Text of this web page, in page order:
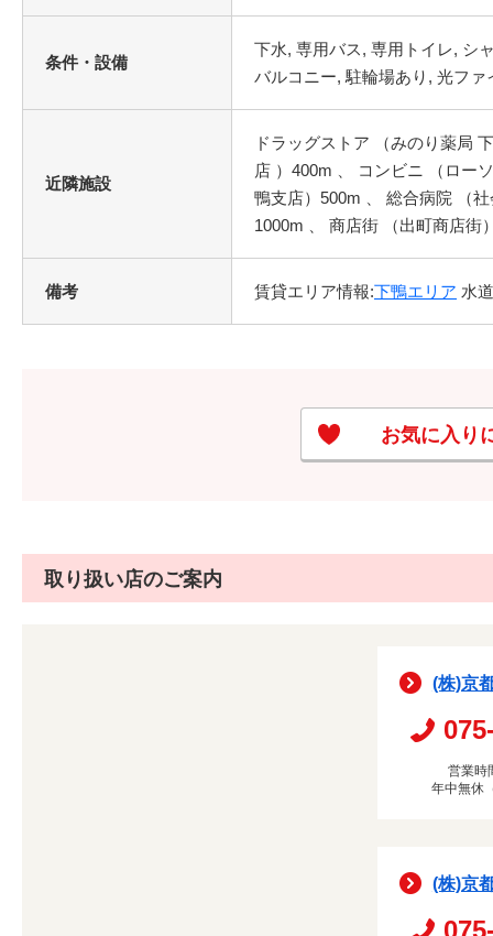
条件・設備
近隣施設
ドラッグストア （みのり薬局
店 ）400m 、 コンビニ （ロー
鴨支店）500m 、 総合病院 （
1000m 、 商店街 （出町商店街
備考 賃貸エリア情報:下鴨エリア 水
お気に入り
取り扱い店のご案内
(株)京
営業時
年中無休
(株)京